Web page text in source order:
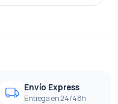
Envío Express
Entrega en 24/48h